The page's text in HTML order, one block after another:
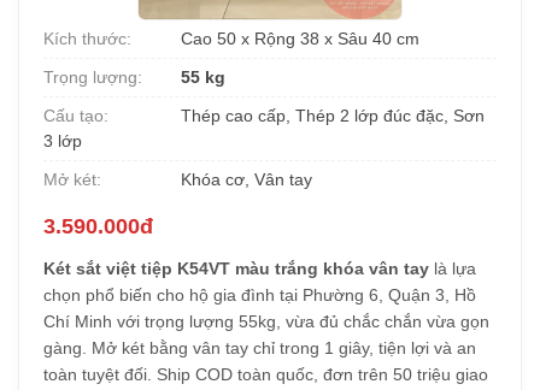
Kích thước:
Cao 50 x Rộng 38 x Sâu 40 cm
Trọng lượng:
55 kg
Cấu tạo:
Thép cao cấp, Thép 2 lớp đúc đặc, Sơn
3 lớp
Mở két:
Khóa cơ, Vân tay
3.590.000đ
Két sắt việt tiệp K54VT màu trắng khóa vân tay là lựa
chọn phổ biến cho hộ gia đình tại Phường 6, Quận 3, Hồ
Chí Minh với trọng lượng 55kg, vừa đủ chắc chắn vừa gọn
gàng. Mở két bằng vân tay chỉ trong 1 giây, tiện lợi và an
toàn tuyệt đối. Ship COD toàn quốc, đơn trên 50 triệu giao